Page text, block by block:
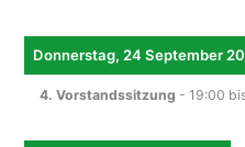
Donnerstag, 24 September
4. Vorstandssitzung - 19:00